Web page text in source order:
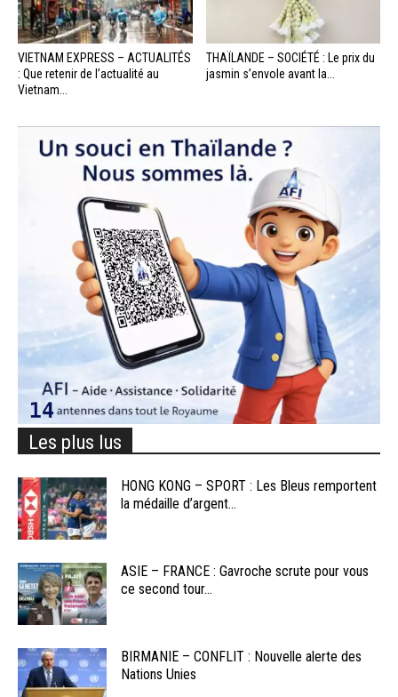
VIETNAM EXPRESS – ACTUALITÉS
: Que retenir de l’actualité au
Vietnam...
THAÏLANDE – SOCIÉTÉ : Le prix du
jasmin s’envole avant la...
Les plus lus
HONG KONG – SPORT : Les Bleus remportent
la médaille d’argent...
ASIE – FRANCE : Gavroche scrute pour vous
ce second tour...
BIRMANIE – CONFLIT : Nouvelle alerte des
Nations Unies